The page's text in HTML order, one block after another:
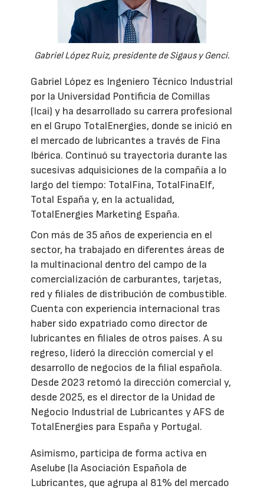
Gabriel López Ruiz, presidente de Sigaus y Genci.
Gabriel López es Ingeniero Técnico Industrial
por la Universidad Pontificia de Comillas
(Icai) y ha desarrollado su carrera profesional
en el Grupo TotalEnergies, donde se inició en
el mercado de lubricantes a través de Fina
Ibérica. Continuó su trayectoria durante las
sucesivas adquisiciones de la compañía a lo
largo del tiempo: TotalFina, TotalFinaElf,
Total España y, en la actualidad,
TotalEnergies Marketing España.
Con más de 35 años de experiencia en el
sector, ha trabajado en diferentes áreas de
la multinacional dentro del campo de la
comercialización de carburantes, tarjetas,
red y filiales de distribución de combustible.
Cuenta con experiencia internacional tras
haber sido expatriado como director de
lubricantes en filiales de otros países. A su
regreso, lideró la dirección comercial y el
desarrollo de negocios de la filial española.
Desde 2023 retomó la dirección comercial y,
desde 2025, es el director de la Unidad de
Negocio Industrial de Lubricantes y AFS de
TotalEnergies para España y Portugal.
Asimismo, participa de forma activa en
Aselube (la Asociación Española de
Lubricantes, que agrupa al 81% del mercado